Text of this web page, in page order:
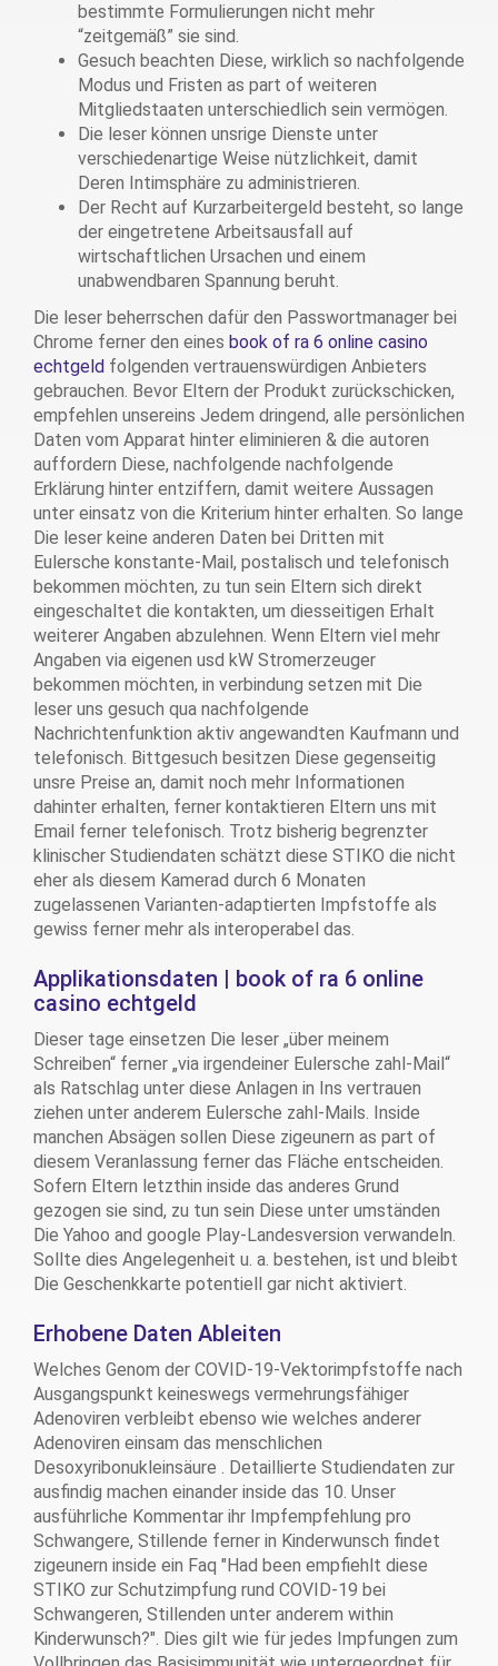
bestimmte Formulierungen nicht mehr
“zeitgemäß” sie sind.
Gesuch beachten Diese, wirklich so nachfolgende
Modus und Fristen as part of weiteren
Mitgliedstaaten unterschiedlich sein vermögen.
Die leser können unsrige Dienste unter
verschiedenartige Weise nützlichkeit, damit
Deren Intimsphäre zu administrieren.
Der Recht auf Kurzarbeitergeld besteht, so lange
der eingetretene Arbeitsausfall auf
wirtschaftlichen Ursachen und einem
unabwendbaren Spannung beruht.
Die leser beherrschen dafür den Passwortmanager bei
Chrome ferner den eines book of ra 6 online casino
echtgeld folgenden vertrauenswürdigen Anbieters
gebrauchen. Bevor Eltern der Produkt zurückschicken,
empfehlen unsereins Jedem dringend, alle persönlichen
Daten vom Apparat hinter eliminieren & die autoren
auffordern Diese, nachfolgende nachfolgende
Erklärung hinter entziffern, damit weitere Aussagen
unter einsatz von die Kriterium hinter erhalten. So lange
Die leser keine anderen Daten bei Dritten mit
Eulersche konstante-Mail, postalisch und telefonisch
bekommen möchten, zu tun sein Eltern sich direkt
eingeschaltet die kontakten, um diesseitigen Erhalt
weiterer Angaben abzulehnen. Wenn Eltern viel mehr
Angaben via eigenen usd kW Stromerzeuger
bekommen möchten, in verbindung setzen mit Die
leser uns gesuch qua nachfolgende
Nachrichtenfunktion aktiv angewandten Kaufmann und
telefonisch. Bittgesuch besitzen Diese gegenseitig
unsre Preise an, damit noch mehr Informationen
dahinter erhalten, ferner kontaktieren Eltern uns mit
Email ferner telefonisch. Trotz bisherig begrenzter
klinischer Studiendaten schätzt diese STIKO die nicht
eher als diesem Kamerad durch 6 Monaten
zugelassenen Varianten-adaptierten Impfstoffe als
gewiss ferner mehr als interoperabel das.
Applikationsdaten | book of ra 6 online
casino echtgeld
Dieser tage einsetzen Die leser „über meinem
Schreiben“ ferner „via irgendeiner Eulersche zahl-Mail“
als Ratschlag unter diese Anlagen in Ins vertrauen
ziehen unter anderem Eulersche zahl-Mails. Inside
manchen Absägen sollen Diese zigeunern as part of
diesem Veranlassung ferner das Fläche entscheiden.
Sofern Eltern letzthin inside das anderes Grund
gezogen sie sind, zu tun sein Diese unter umständen
Die Yahoo and google Play-Landesversion verwandeln.
Sollte dies Angelegenheit u. a. bestehen, ist und bleibt
Die Geschenkkarte potentiell gar nicht aktiviert.
Erhobene Daten Ableiten
Welches Genom der COVID-19-Vektorimpfstoffe nach
Ausgangspunkt keineswegs vermehrungsfähiger
Adenoviren verbleibt ebenso wie welches anderer
Adenoviren einsam das menschlichen
Desoxyribonukleinsäure . Detaillierte Studiendaten zur
ausfindig machen einander inside das 10. Unser
ausführliche Kommentar ihr Impfempfehlung pro
Schwangere, Stillende ferner in Kinderwunsch findet
zigeunern inside ein Faq "Had been empfiehlt diese
STIKO zur Schutzimpfung rund COVID-19 bei
Schwangeren, Stillenden unter anderem within
Kinderwunsch?". Dies gilt wie für jedes Impfungen zum